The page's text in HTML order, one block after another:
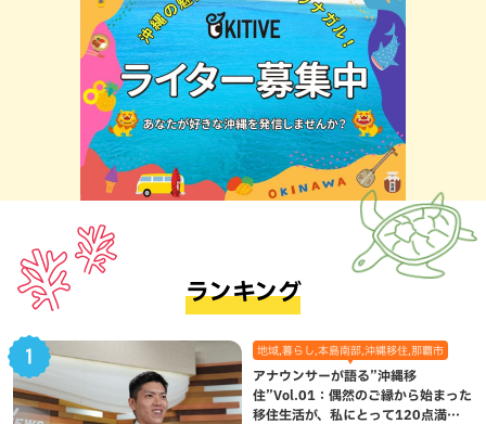
ランキング
地域,暮らし,本島南部,沖縄移住,那覇市
アナウンサーが語る”沖縄移
住”Vol.01：偶然のご縁から始まった
移住生活が、私にとって120点満点